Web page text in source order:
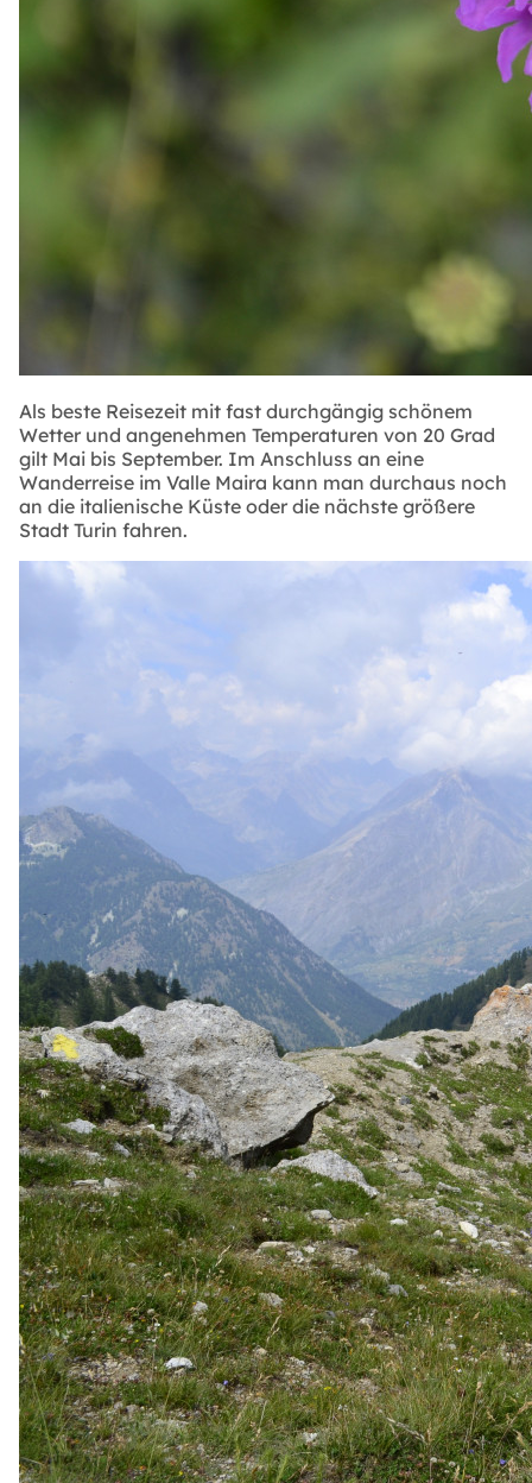
Als beste Reisezeit mit fast durchgängig schönem
Wetter und angenehmen Temperaturen von 20 Grad
gilt Mai bis September. Im Anschluss an eine
Wanderreise im Valle Maira kann man durchaus noch
an die italienische Küste oder die nächste größere
Stadt Turin fahren.